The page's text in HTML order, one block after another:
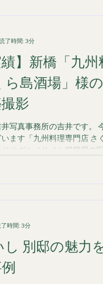
、抹茶の粉末が舞う瞬間を
フレッシュさと躍動感を出
」を強調。背景色も果実味
で統一しました。 黒糖・
どの素材をあえて無造作に
質感を演出。 「売れる」た
では、有名タピオカ店や人
研究し、今のトレンドに
し込んでいます。 SNSや
葉以上にその商品の「価
績】新橋「九
ら島酒場」様
影
事務所の吉井です。 今回は、東
ます「九州料理専門店 さ
やグルメサイト掲載用の
九州料理専門店 さくら島
目背景を使用することで、
も居酒屋！」という賑や
出しています。シズル感（
、そのお店が持つ空気感
了時間: 3分
し 別邸の魅力
時間: 3分